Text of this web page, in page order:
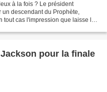
à la fois ? Le président
descendant du Prophète,
tout cas l'impression que laisse la
pour la finale